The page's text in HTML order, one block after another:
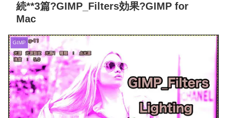
続**3篇?GIMP_Filters効果?GIMP for
Mac
GIMP